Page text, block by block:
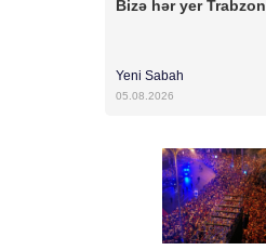
Bizə hər yer Trabzon
Yeni Sabah
05.08.2026